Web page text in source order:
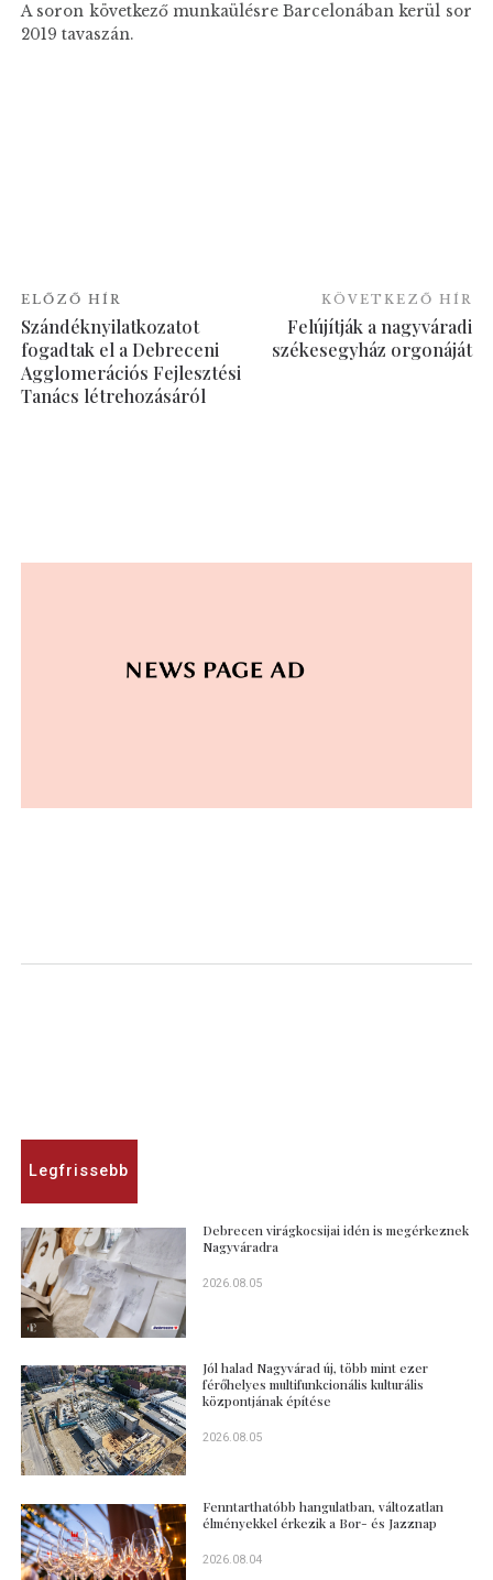
A soron következő munkaülésre Barcelonában kerül sor
2019 tavaszán.
ELŐZŐ HÍR
Szándéknyilatkozatot
fogadtak el a Debreceni
Agglomerációs Fejlesztési
Tanács létrehozásáról
KÖVETKEZŐ HÍR
Felújítják a nagyváradi
székesegyház orgonáját
Legfrissebb
Debrecen virágkocsijai idén is megérkeznek
Nagyváradra
2026.08.05
Jól halad Nagyvárad új, több mint ezer
férőhelyes multifunkcionális kulturális
központjának építése
2026.08.05
Fenntarthatóbb hangulatban, változatlan
élményekkel érkezik a Bor- és Jazznap
2026.08.04